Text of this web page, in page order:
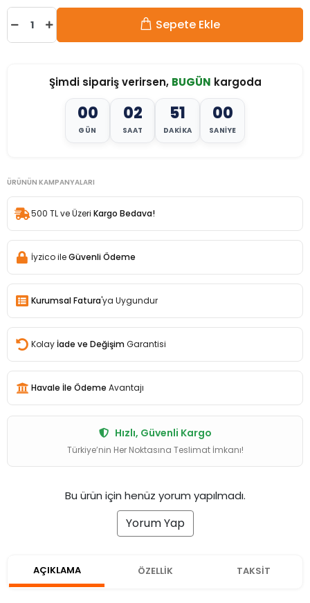
Sepete Ekle
Şimdi sipariş verirsen, BUGÜN kargoda
00
GÜN
02
SAAT
50
DAKIKA
58
SANIYE
ÜRÜNÜN KAMPANYALARI
500 TL ve Üzeri Kargo Bedava!
İyzico ileGüvenli Ödeme
Kurumsal Fatura'ya Uygundur
Kolay İade ve Değişim Garantisi
Havale İle Ödeme Avantajı
Hızlı, Güvenli Kargo
Türkiye’nin Her Noktasına Teslimat İmkanı!
Bu ürün için henüz yorum yapılmadı.
Yorum Yap
AÇIKLAMA ÖZELLİK TAKSİT